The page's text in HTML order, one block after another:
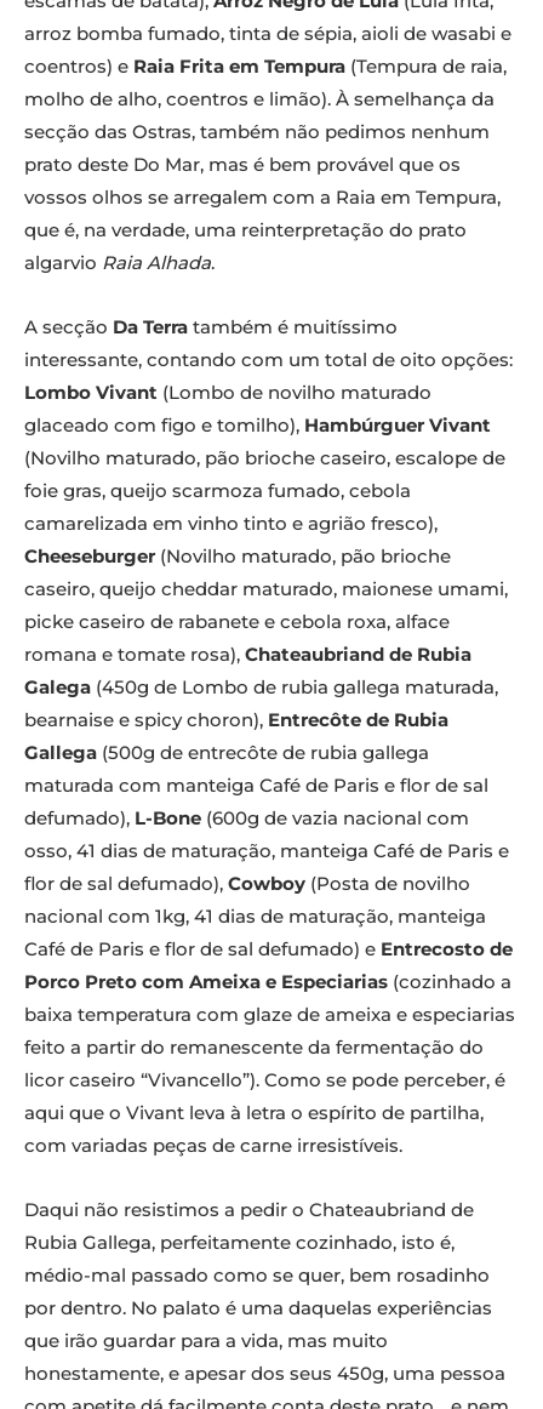
arroz bomba fumado, tinta de sépia, aioli de wasabi e
coentros) e Raia Frita em Tempura (Tempura de raia,
molho de alho, coentros e limão). À semelhança da
secção das Ostras, também não pedimos nenhum
prato deste Do Mar, mas é bem provável que os
vossos olhos se arregalem com a Raia em Tempura,
que é, na verdade, uma reinterpretação do prato
algarvio Raia Alhada.
A secção Da Terra também é muitíssimo
interessante, contando com um total de oito opções:
Lombo Vivant (Lombo de novilho maturado
glaceado com figo e tomilho), Hambúrguer Vivant
(Novilho maturado, pão brioche caseiro, escalope de
foie gras, queijo scarmoza fumado, cebola
camarelizada em vinho tinto e agrião fresco),
Cheeseburger (Novilho maturado, pão brioche
caseiro, queijo cheddar maturado, maionese umami,
picke caseiro de rabanete e cebola roxa, alface
romana e tomate rosa), Chateaubriand de Rubia
Galega (450g de Lombo de rubia gallega maturada,
bearnaise e spicy choron), Entrecôte de Rubia
Gallega (500g de entrecôte de rubia gallega
maturada com manteiga Café de Paris e flor de sal
defumado), L-Bone (600g de vazia nacional com
osso, 41 dias de maturação, manteiga Café de Paris e
flor de sal defumado), Cowboy (Posta de novilho
nacional com 1kg, 41 dias de maturação, manteiga
Café de Paris e flor de sal defumado) e Entrecosto de
Porco Preto com Ameixa e Especiarias (cozinhado a
baixa temperatura com glaze de ameixa e especiarias
feito a partir do remanescente da fermentação do
licor caseiro “Vivancello”). Como se pode perceber, é
aqui que o Vivant leva à letra o espírito de partilha,
com variadas peças de carne irresistíveis.
Daqui não resistimos a pedir o Chateaubriand de
Rubia Gallega, perfeitamente cozinhado, isto é,
médio-mal passado como se quer, bem rosadinho
por dentro. No palato é uma daquelas experiências
que irão guardar para a vida, mas muito
honestamente, e apesar dos seus 450g, uma pessoa